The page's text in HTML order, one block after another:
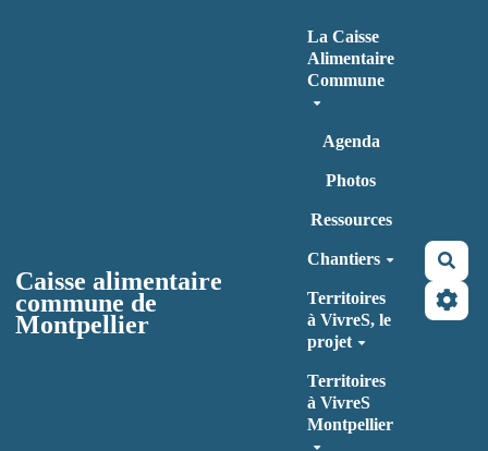
Caisse alimentaire
commune de
Montpellier
La Caisse
Alimentaire
Commune
Agenda
Photos
Ressources
Chantiers
Territoires
à VivreS, le
projet
Territoires
à VivreS
Montpellier